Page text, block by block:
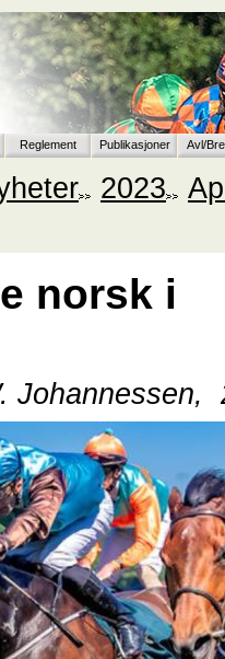
Reglement Publikasjoner Avl/
2023
norsk i
Johannessen,